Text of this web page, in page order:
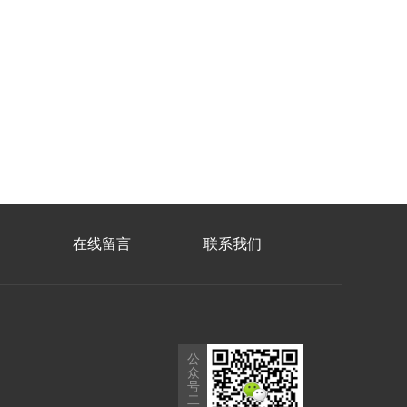
在线留言 联系我们
公
众
号
二